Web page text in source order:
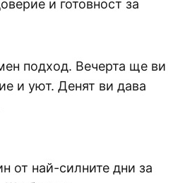
и готовност за
подход. Вечерта ще ви
и уют. Денят ви дава
от най-силните дни за